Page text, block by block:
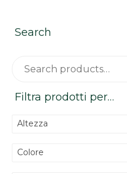
Search
Filtra prodotti per…
Altezza
Colore